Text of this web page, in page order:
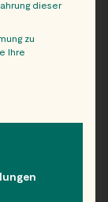
dieser
zu
Ihre
which consent